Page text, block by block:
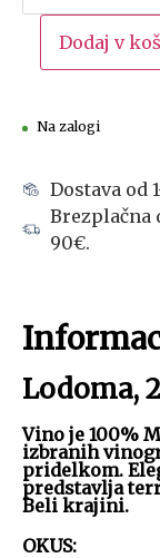
Na zalogi
Dodaj v
Dostava od
Brezplačna
90€.
Lodoma,
Vino je 100%
izbranih
pridelkom.
predstavlja
Beli krajini.
OKUS: